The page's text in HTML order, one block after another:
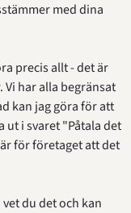
med dina
precis allt - det är
Vi har alla begränsat
kan jag göra för att
ut i svaret "Påtala det
för företaget att det
du det och kan